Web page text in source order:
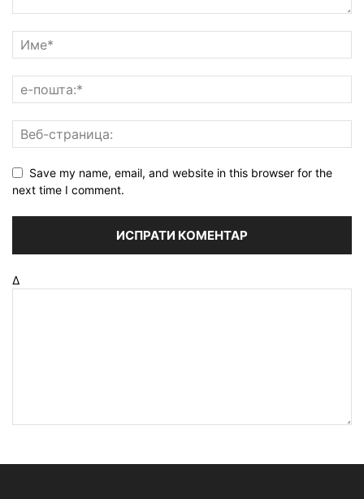
Save my name, email, and website in this browser for the
next time I comment.
Δ